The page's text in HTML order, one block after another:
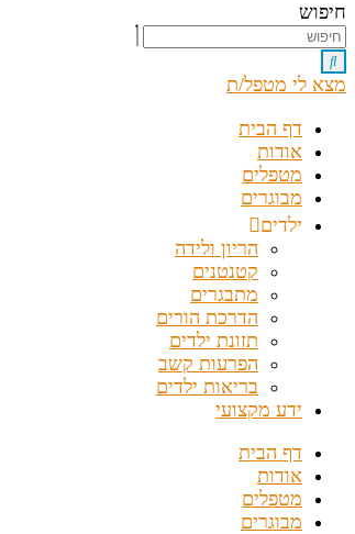
חיפוש
מצא לי מטפל/ת
דף הבית
אודות
מטפלים
מבוגרים
ילדים
הריון ולידה
קטנטנים
מתבגרים
הדרכת הורים
תזונת ילדים
הפרעות קשב
בריאות ילדים
ידע מקצועי
דף הבית
אודות
מטפלים
מבוגרים